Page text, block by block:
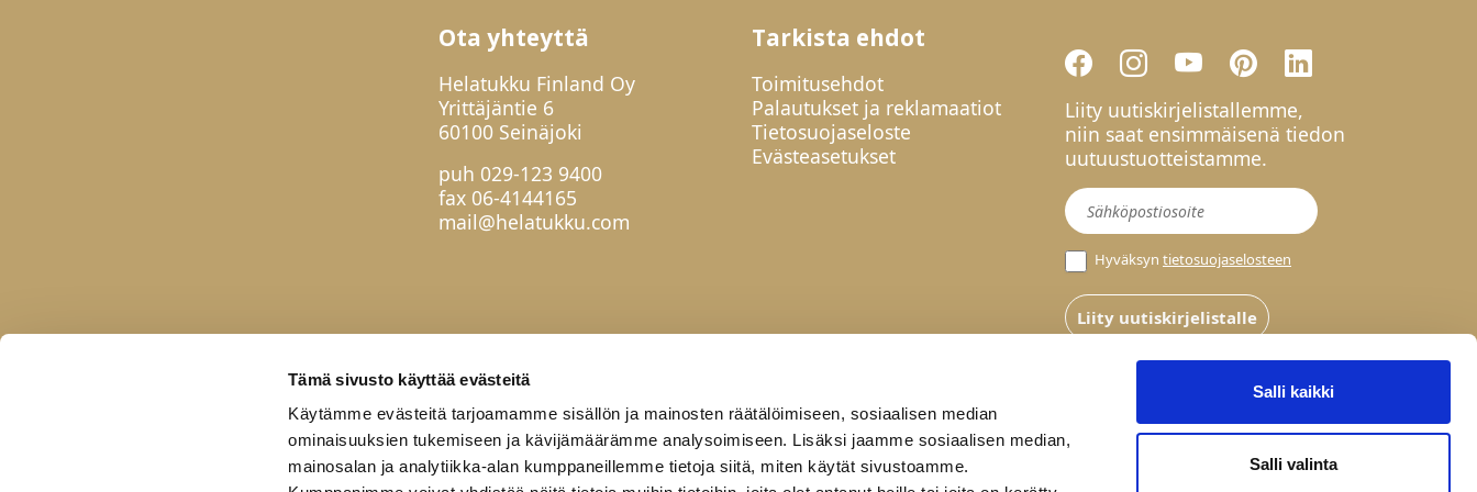
Tämä sivusto käyttää evästeitä
Käytämme evästeitä tarjoamamme sisällön ja mainosten räätälöimiseen, sosiaalisen median
ominaisuuksien tukemiseen ja kävijämäärämme analysoimiseen. Lisäksi jaamme sosiaalisen median,
mainosalan ja analytiikka-alan kumppaneillemme tietoja siitä, miten käytät sivustoamme.
Salli kaikki
Salli valinta
Ota yhteyttä
Helatukku Finland Oy
Yrittäjäntie 6
60100 Seinäjoki
puh 029-123 9400
fax 06-4144165
mail@helatukku.com
Tarkista ehdot
Toimitusehdot
Palautukset ja reklamaatiot
Tietosuojaseloste
Evästeasetukset
Liity uutiskirjelistallemme,
niin saat ensimmäisenä tiedon
uutuustuotteistamme.
Uutiskirje
Hyväksyn tietosuojaselosteen
Liity uutiskirjelistalle